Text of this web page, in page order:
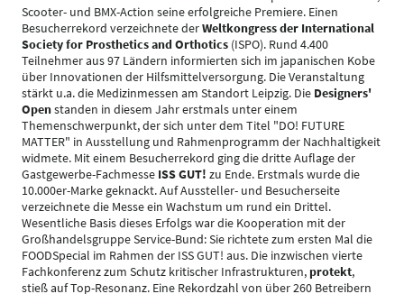
Scooter- und BMX-Action seine erfolgreiche Premiere. Einen
Besucherrekord verzeichnete derWeltkongress der International
Society for Prosthetics and Orthotics (ISPO). Rund 4.400
Teilnehmer aus 97 Ländern informierten sich im japanischen Kobe
über Innovationen der Hilfsmittelversorgung. Die Veranstaltung
stärkt u.a. die Medizinmessen am Standort Leipzig. Die Designers'
Openstanden in diesem Jahr erstmals unter einem
Themenschwerpunkt, der sich unter dem Titel "DO! FUTURE
MATTER" in Ausstellung und Rahmenprogramm der Nachhaltigkeit
widmete. Mit einem Besucherrekord ging die dritte Auflage der
Gastgewerbe-Fachmesse ISS GUT! zu Ende. Erstmals wurde die
10.000er-Marke geknackt. Auf Aussteller- und Besucherseite
verzeichnete die Messe ein Wachstum um rund ein Drittel.
Wesentliche Basis dieses Erfolgs war die Kooperation mit der
Großhandelsgruppe Service-Bund: Sie richtete zum ersten Mal die
FOODSpecial im Rahmen der ISS GUT! aus. Die inzwischen vierte
Fachkonferenz zum Schutz kritischer Infrastrukturen, protekt,
stieß auf Top-Resonanz. Eine Rekordzahl von über 260 Betreibern